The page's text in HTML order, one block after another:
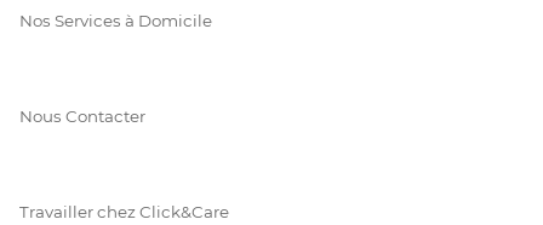
Nos Services à Domicile
Nous Contacter
Travailler chez Click&Care